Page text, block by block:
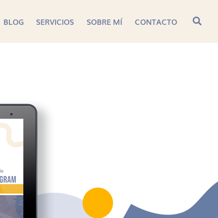
BLOG SERVICIOS SOBRE MÍ CONTACTO